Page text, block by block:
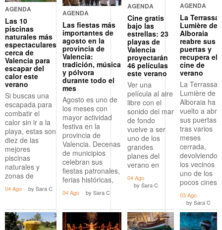
AGENDA
Las 10
piscinas
naturales más
espectaculares
cerca de
Valencia para
escapar del
calor este
verano
Si buscas una
escapada para
combatir el
calor sin ir a la
playa, estas son
diez de las
mejores
piscinas
naturales y
zonas de
04 Ago by Sara C
AGENDA
Las fiestas más
importantes de
agosto en la
provincia de
Valencia:
tradición, música
y pólvora
durante todo el
mes
Agosto es uno de
los meses con
mayor actividad
festiva en la
provincia de
Valencia. Decenas
de municipios
celebran sus
fiestas patronales,
ferias históricas,
04 Ago by Sara C
AGENDA
Cine gratis
bajo las
estrellas: 23
playas de
Valencia
proyectarán
46 películas
este verano
Ver una
película al aire
libre con el
sonido del mar
de fondo
vuelve a ser
uno de los
grandes
planes del
verano en
04 Ago
by Sara C
AGENDA
La Terrassa
Lumière de
Alboraia
reabre sus
puertas y
recupera el
cine de
verano
La Terrassa
Lumière de
Alboraia ha
vuelto a abrir
sus puertas
tras varios
meses
cerrada,
devolviendo
los vecinos
uno de los
pocos cines
03 Ago
by Sara C